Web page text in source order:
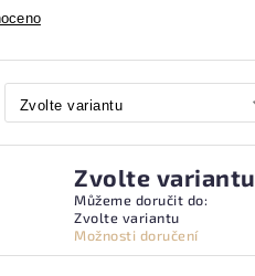
Zvolte variantu
Můžeme doručit do:
Zvolte variantu
Možnosti doručení